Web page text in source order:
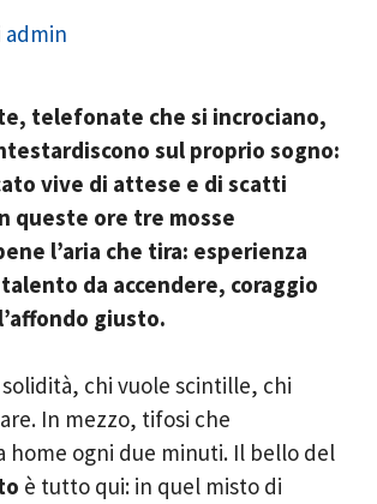
admin
telefonate che si incrociano,
sul proprio sogno:
vive di attese e di scatti
queste ore tre mosse
l’aria che tira: esperienza
da accendere, coraggio
giusto.
solidità, chi vuole scintille, chi
In mezzo, tifosi che
home ogni due minuti. Il bello del
è tutto qui: in quel misto di